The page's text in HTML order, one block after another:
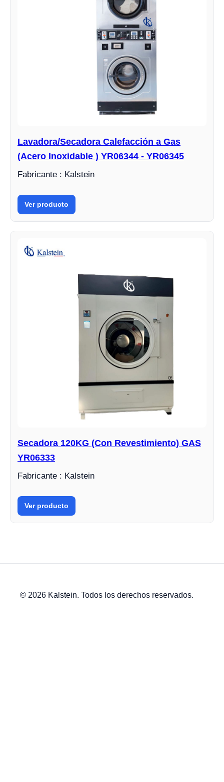
Lavadora/Secadora Calefacción a Gas
(Acero Inoxidable ) YR06344 - YR06345
Fabricante : Kalstein
Ver producto
Secadora 120KG (Con Revestimiento) GAS
YR06333
Fabricante : Kalstein
Ver producto
© 2026 Kalstein. Todos los derechos reservados.